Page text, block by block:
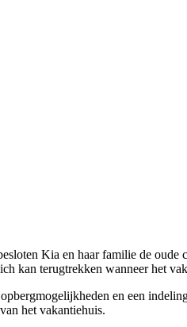
Kia en haar familie de
kan terugtrekken wanneer het
en een
het vakantiehuis.